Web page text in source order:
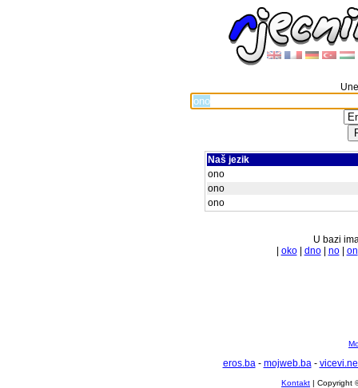
Naš jezik
ono
ono
ono
U bazi
oko| dno| no| on
eros.ba- mojweb.ba-
Kontakt | Copyright